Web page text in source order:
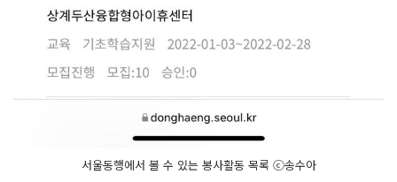
서울동행에서 볼 수 있는 봉사활동 목록 ⓒ송수아